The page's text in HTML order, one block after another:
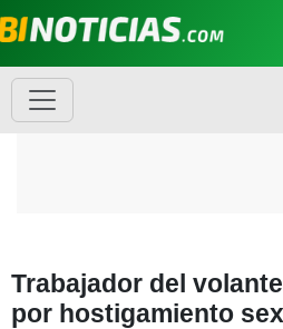
Trabajador del
por hostigamiento